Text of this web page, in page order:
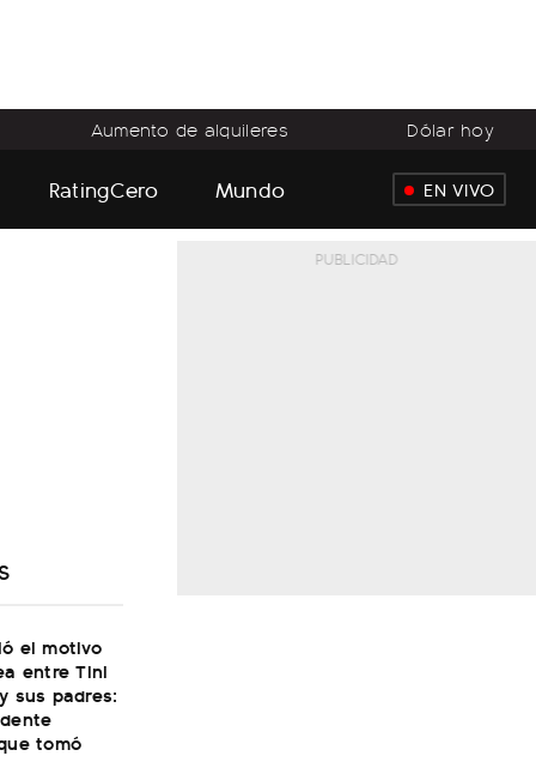
Aumento de alquileres Dólar hoy
RatingCero Mundo EN VIVO
el motivo
entre Tini
sus padres:
tomó